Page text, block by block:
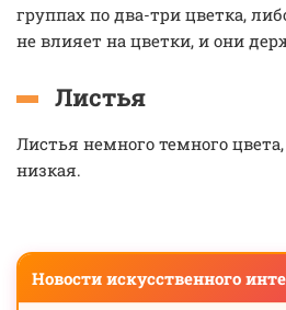
группах по два-три цветка,
не влияет на цветки, и они
Листья
Листья немного темного
низкая.
Новости искусственного